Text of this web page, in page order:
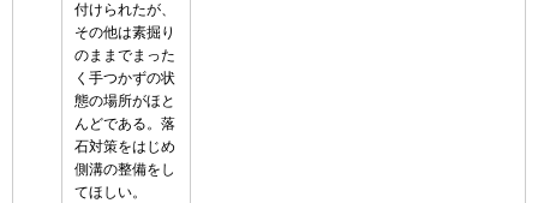
付けられたが、
その他は素掘り
のままでまった
く手つかずの状
態の場所がほと
んどである。落
石対策をはじめ
側溝の整備をし
てほしい。